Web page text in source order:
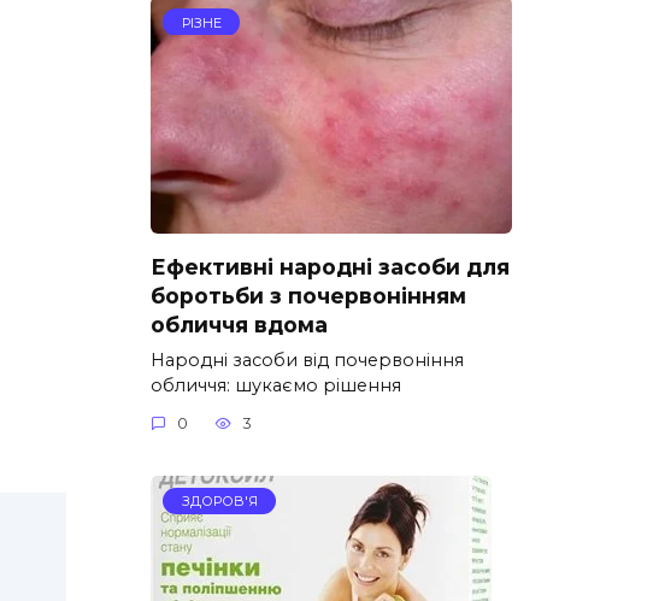
РІЗНЕ
Ефективні народні засоби для
боротьби з почервонінням
обличчя вдома
Народні засоби від почервоніння
обличчя: шукаємо рішення
0 3
ЗДОРОВ'Я